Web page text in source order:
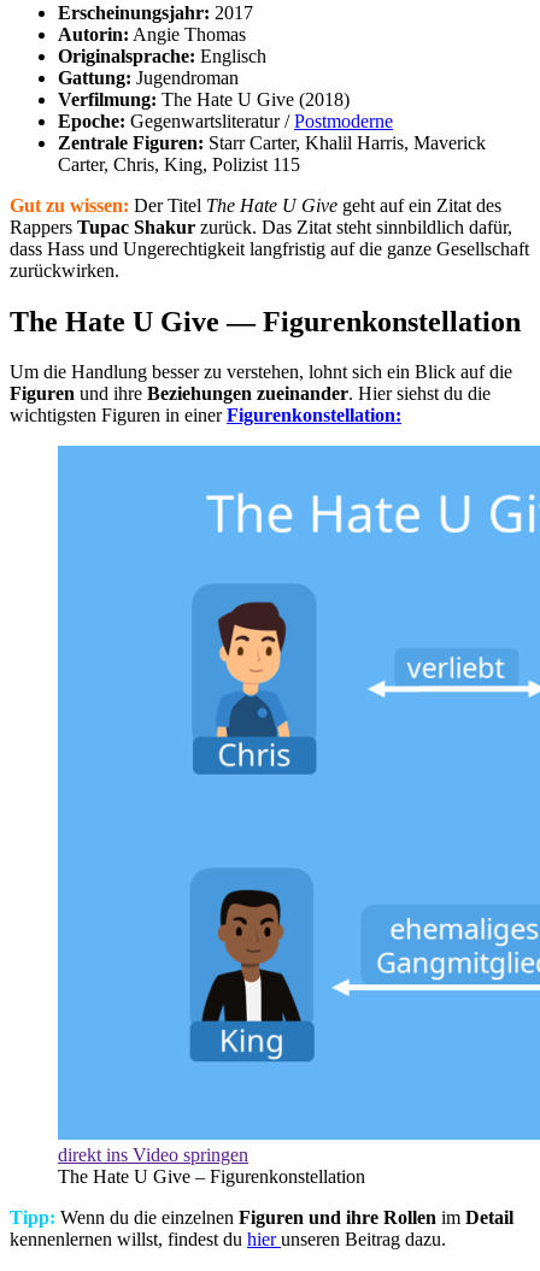
Erscheinungsjahr: 2017
Autorin: Angie Thomas
Originalsprache: Englisch
Gattung: Jugendroman
Verfilmung: The Hate U Give (2018)
Epoche: Gegenwartsliteratur /Postmoderne
Zentrale Figuren: Starr Carter, Khalil Harris, Maverick
Carter, Chris, King, Polizist 115
Gut zu wissen: Der Titel The Hate U Give geht auf ein Zitat des
Rappers Tupac Shakur zurück. Das Zitat steht sinnbildlich dafür,
dass Hass und Ungerechtigkeit langfristig auf die ganze Gesellschaft
zurückwirken.
The Hate U Give — Figurenkonstellation
Um die Handlung besser zu verstehen, lohnt sich ein Blick auf die
Figuren und ihre Beziehungen zueinander. Hier siehst du die
wichtigsten Figuren in einerFigurenkonstellation:
direkt ins Video springen
The Hate U Give – Figurenkonstellation
Tipp: Wenn du die einzelnen Figuren und ihre Rollen im Detail
kennenlernen willst, findest du hierunseren Beitrag dazu.